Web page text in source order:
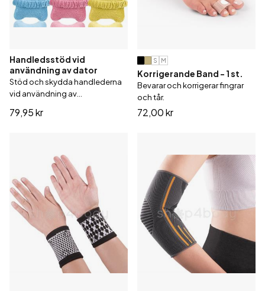
Handledsstöd vid
användning av dator
Stöd och skydda handlederna
vid användning av
79,95 kr
S M
Korrigerande Band - 1 st.
Bevarar och korrigerar fingrar
och tår.
72,00 kr